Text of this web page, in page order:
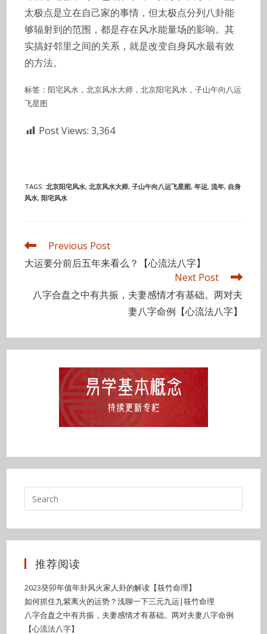
太极点是立在自己家的事情，但太极点分列八卦能
够辐射到的范围，都是存在风水能量场的影响。其
实搞好邻里之间的关系，就是改变自身风水最有效
的方法。
标签：阳宅风水，北京风水大师，北京阳宅风水，子山午向八运
飞星图
Post Views: 3,364
TAGS:北京阳宅风水, 北京风水大师, 子山午向八运飞星图, 年运, 流年, 自身
风水, 阳宅风水
Read
more
articles
Previous Post
大运要分前后五年来看么？【心流法八字】
Next Post
八字合盘之中有共振，夫妻感情才有基础。两对夫
妻八字命例【心流法八字】
推荐阅读
2023癸卯年值年卦风火家人卦的解读【筱竹命理】
如何抓住九紫离火的运势？浅聊一下三元九运|筱竹命理
八字合盘之中有共振，夫妻感情才有基础。两对夫妻八字命例
【心流法八字】